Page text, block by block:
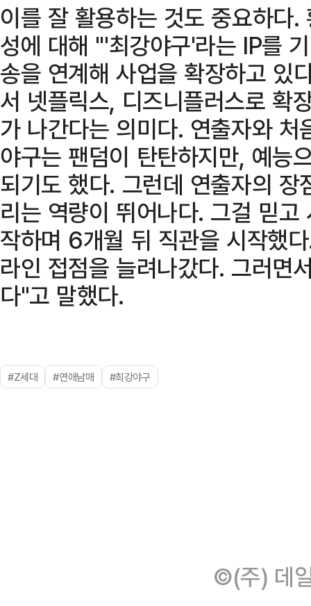
이를 잘 활용하는 것도 중요하다
성에 대해 "'최강야구'라는 IP를
송을 연계해 사업을 확장하고 있
서 넷플릭스, 디즈니플러스로 확
가 나간다는 의미다. 연출자와
야구는 팬덤이 탄탄하지만, 예능
되기도 했다. 그런데 연출자의
리는 역량이 뛰어나다. 그걸 믿
작하며 6개월 뒤 직관을 시작했
라인 접점을 늘려나갔다. 그러면
다"고 말했다.
#Z세대 #연애남매 #최강야구
©(주) 데